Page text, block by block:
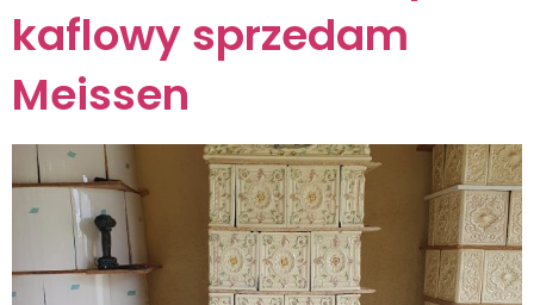
kaflowy sprzedam
Meissen